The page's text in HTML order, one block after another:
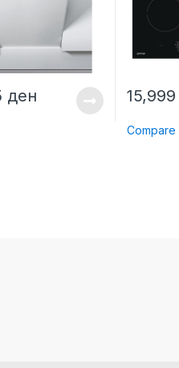
ден 15,999
Compare